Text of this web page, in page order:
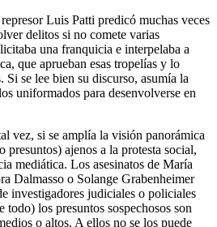
Luis Patti predicó muchas veces
delitos si no comete varias
una franquicia e interpelaba a
que aprueban esas tropelías y lo
Si se lee bien su discurso, asumía la
uniformados para desenvolverse en
vez, si se amplía la visión panorámica
presuntos) ajenos a la protesta social,
mediática. Los asesinatos de María
Dalmasso o Solange Grabenheimer
investigadores judiciales o policiales
todo) los presuntos sospechosos son
o altos. A ellos no se los puede